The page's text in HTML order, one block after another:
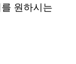
원하시는